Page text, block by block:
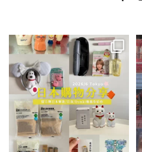
💭留言「免費」傳日本藥妝店/百
貨/機場/Donki/折價券給你...
625 60